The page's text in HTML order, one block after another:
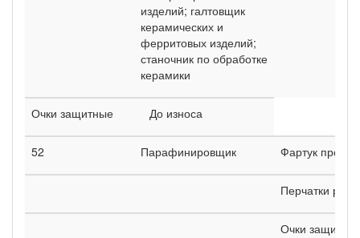
изделий; галтовщик
керамических и
ферритовых изделий;
станочник по обработке
керамики
Очки защитные До износа
52 Парафинировщик Фартук
Перчатки
Очки